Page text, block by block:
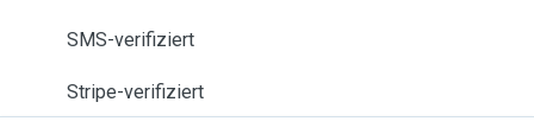
SMS-verifiziert
Stripe-verifiziert